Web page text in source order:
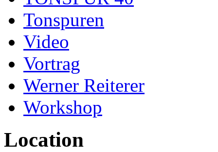
Tonspuren
Video
Vortrag
Werner Reiterer
Workshop
Location